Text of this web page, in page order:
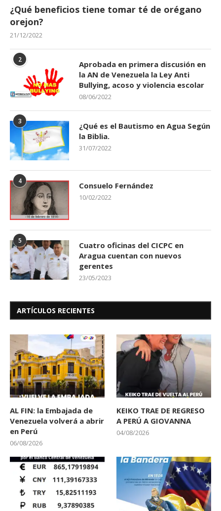
¿Qué beneficios tiene tomar té de orégano
orejon?
21/12/2022
2
Aprobada en primera discusión en
la AN de Venezuela la Ley Anti
Bullying, acoso y violencia escolar
08/06/2022
3
¿Qué es el Bautismo en Agua Según
la Biblia.
31/07/2022
4 Consuelo Fernández
10/02/2022
5
Cuatro oficinas del CICPC en
Aragua cuentan con nuevos
gerentes
23/05/2023
ARTÍCULOS RECIENTES
AL FIN: la Embajada de
Venezuela volverá a abrir
en Perú
06/08/2026
KEIKO TRAE DE REGRESO
A PERÚ A GIOVANNA
04/08/2026